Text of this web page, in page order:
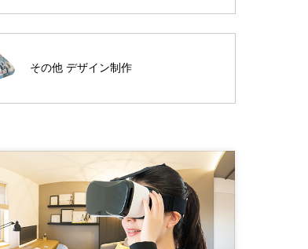
その他 デザイン制作